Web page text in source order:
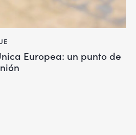
Europea: un punto de